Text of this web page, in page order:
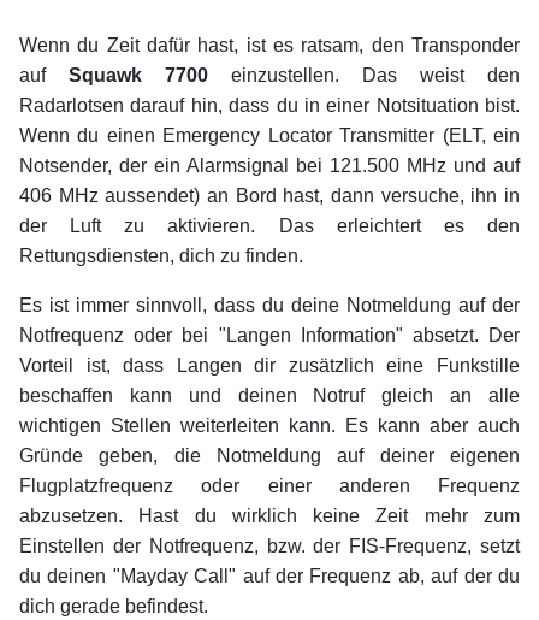
Wenn du Zeit dafür hast, ist es ratsam, den Transponder
auf Squawk 7700 einzustellen. Das weist den
Radarlotsen darauf hin, dass du in einer Notsituation bist.
Wenn du einen Emergency Locator Transmitter (ELT, ein
Notsender, der ein Alarmsignal bei 121.500 MHz und auf
406 MHz aussendet) an Bord hast, dann versuche, ihn in
der Luft zu aktivieren. Das erleichtert es den
Rettungsdiensten, dich zu finden.
Es ist immer sinnvoll, dass du deine Notmeldung auf der
Notfrequenz oder bei "Langen Information" absetzt. Der
Vorteil ist, dass Langen dir zusätzlich eine Funkstille
beschaffen kann und deinen Notruf gleich an alle
wichtigen Stellen weiterleiten kann. Es kann aber auch
Gründe geben, die Notmeldung auf deiner eigenen
Flugplatzfrequenz oder einer anderen Frequenz
abzusetzen. Hast du wirklich keine Zeit mehr zum
Einstellen der Notfrequenz, bzw. der FIS-Frequenz, setzt
du deinen "Mayday Call" auf der Frequenz ab, auf der du
dich gerade befindest.